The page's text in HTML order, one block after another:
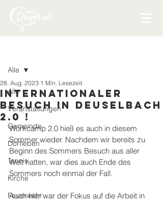
Alle
Veranstaltungen
Gemeinde
Dorfleben
Tennis
Kirche
Feuerwehr
Alle
Internationaler
Besuch in Deuselbach
2.0 !
28. Aug. 2023 1 Min. Lesezeit
Workcamp 2.0 hieß es auch in diesem
Sommer wieder. Nachdem wir bereits zu
Beginn des Sommers Besuch aus aller
Welt hatten, war dies auch Ende des
Sommers noch einmal der Fall.
Auch hier war der Fokus auf die Arbeit in